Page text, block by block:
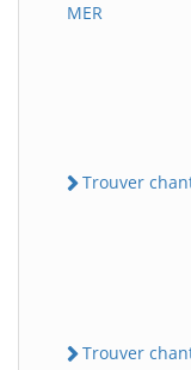
MER
Trouver
Trouver